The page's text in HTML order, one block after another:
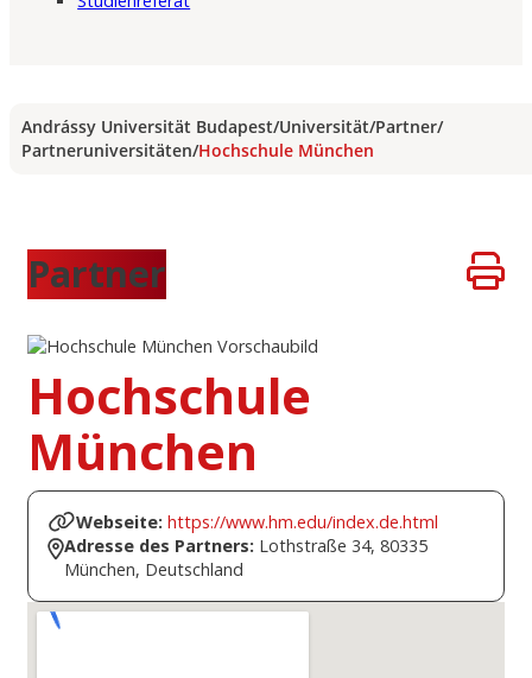
Andrássy Universität Budapest/Universität/Partner/
Partneruniversitäten/Hochschule München
Partner
Hochschule
München
Webseite: https://www.hm.edu/index.de.html
Adresse des Partners: Lothstraße 34, 80335
München, Deutschland